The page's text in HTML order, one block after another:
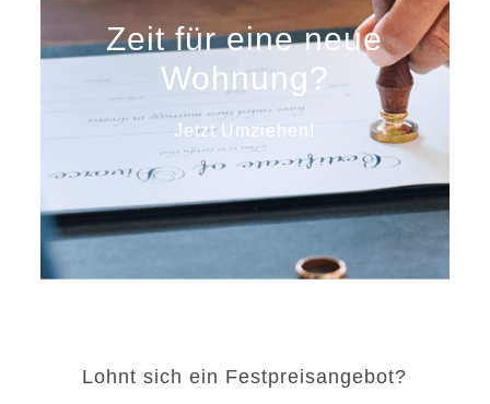
Zeit für eine neue
Wohnung?
Jetzt Umziehen!
Lohnt sich ein Festpreisangebot?